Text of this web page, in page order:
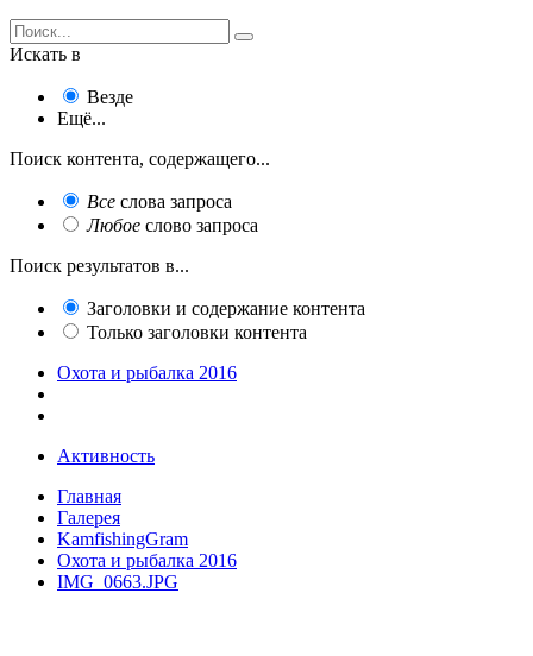
Искать в
Везде
Ещё...
Поиск контента, содержащего...
Все слова запроса
Любое слово запроса
Поиск результатов в...
Заголовки и содержание контента
Только заголовки контента
Охота и рыбалка 2016
Активность
Главная
Галерея
KamfishingGram
Охота и рыбалка 2016
IMG_0663.JPG